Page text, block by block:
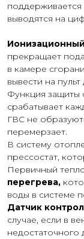
выводятся на
прекращает
в камере
вывести на
Функция защиты
срабатывает
ГВС не
перемерзает.
В систему
прессостат,
Первичный
перегрева,
воды в системе
Датчик
случае, если в
недостаточного